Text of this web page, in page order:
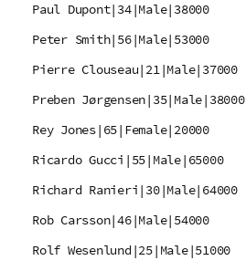
Paul Dupont|34|Male|38000
Peter Smith|56|Male|53000
Pierre Clouseau|21|Male|37000
Preben Jørgensen|35|Male|38000
Rey Jones|65|Female|20000
Ricardo Gucci|55|Male|65000
Richard Ranieri|30|Male|64000
Rob Carsson|46|Male|54000
Rolf Wesenlund|25|Male|51000